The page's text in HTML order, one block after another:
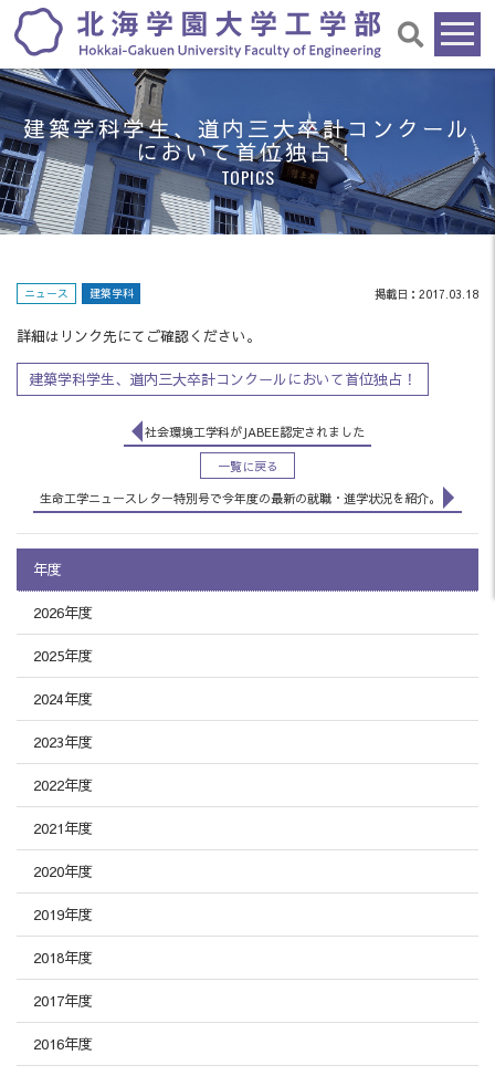
建築学科学生、道内三大卒計コンクール
において首位独占！
TOPICS
ニュース 建築学科 掲載日：2017.03.18
詳細はリンク先にてご確認ください。
建築学科学生、道内三大卒計コンクールにおいて首位独占！
社会環境工学科がJABEE認定されました
一覧に戻る
生命工学ニュースレター特別号で今年度の最新の就職・進学状況を紹介。
年度
2026年度
2025年度
2024年度
2023年度
2022年度
2021年度
2020年度
2019年度
2018年度
2017年度
2016年度